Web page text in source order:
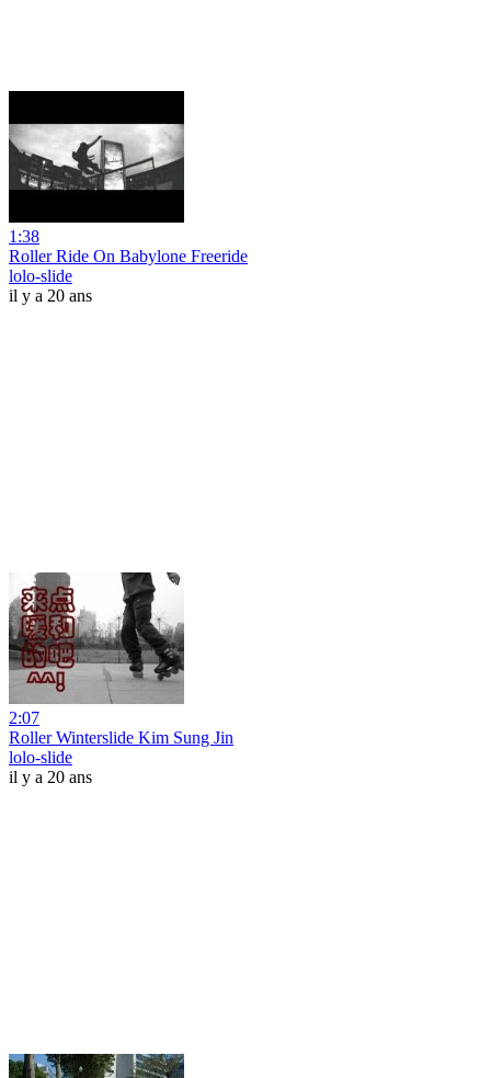
1:38
Roller Ride On Babylone Freeride
lolo-slide
il y a 20 ans
2:07
Roller Winterslide Kim Sung Jin
lolo-slide
il y a 20 ans